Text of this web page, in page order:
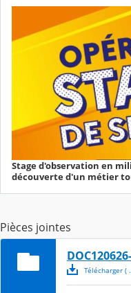
Stage d'observation en
découverte d'un métier
Pièces jointes
Télécharger( .